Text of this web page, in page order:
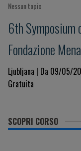
Nessun topic
6th
Fondazione
FOR
COURSE in
Society of
Ljubljana | Da 09/05/
Gratuita
SCOPRI CORSO